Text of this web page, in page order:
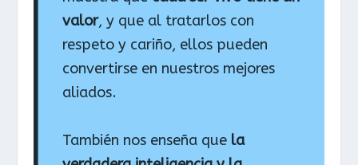
valor, y que al tratarlos con
respeto y cariño, ellos pueden
convertirse en nuestros mejores
aliados.
También nos enseña que la